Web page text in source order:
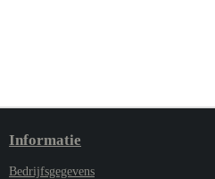
Informatie
Bedrijfsgegevens